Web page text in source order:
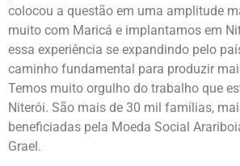
colocou a questão em uma amplitude
muito com Maricá e implantamos em
essa experiência se expandindo pelo
caminho fundamental para produzir
Temos muito orgulho do trabalho que
Niterói. São mais de 30 mil famílias,
beneficiadas pela Moeda Social
Grael.